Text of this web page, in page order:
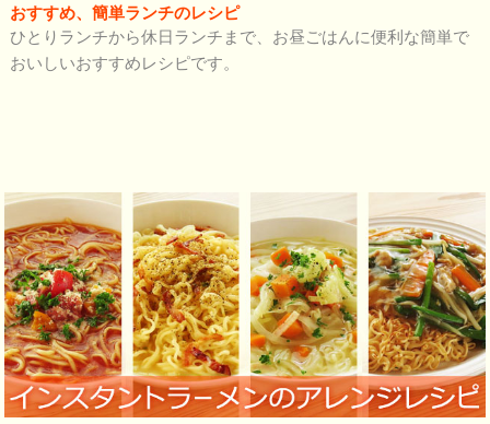
おすすめ、簡単ランチのレシピ
ひとりランチから休日ランチまで、お昼ごはんに便利な簡単で
おいしいおすすめレシピです。